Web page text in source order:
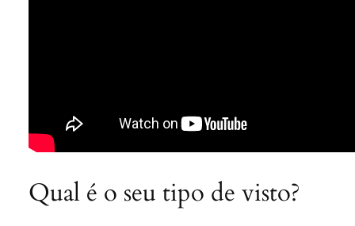
Qual é o seu tipo de visto?